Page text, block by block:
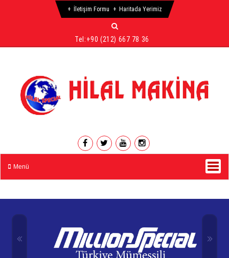
Tel:+90 (212) 667 78 36
İletişim Formu Haritada Yerimiz
Menü